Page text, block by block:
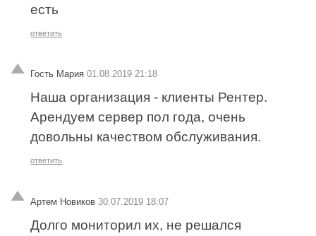
есть
ответить
Гость Мария 01.08.2019 21:18
Наша организация - клиенты Рентер.
Арендуем сервер пол года, очень
довольны качеством обслуживания.
ответить
Артем Новиков 30.07.2019 18:07
Долго мониторил их, не решался